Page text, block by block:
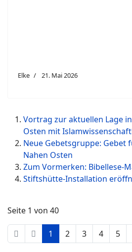
Elke 21. Mai 2026
Vortrag zur aktuellen Lage
Osten mit
Neue Gebetsgruppe: Gebet
Nahen Osten
Zum Vormerken: Bibellese-
Stiftshütte-Installation
Seite 1 von 40
1 2 3 4 5